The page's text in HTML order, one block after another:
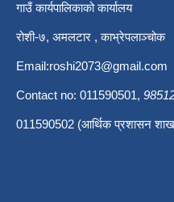
गाउँ कार्यपालिकाको कार्यालय
रोशी-७, अमलटार , काभ्रेपलाञ्चोक
Email:roshi2073@gmail.com
Contact no: 011590501,
011590502 (आर्थिक प्रशासन